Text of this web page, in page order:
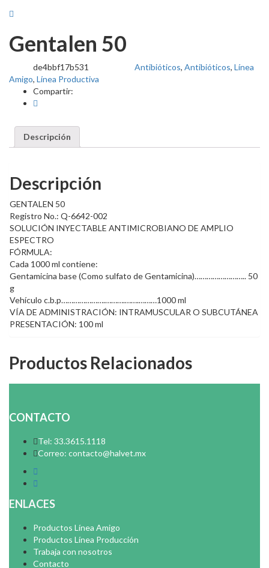
Gentalen 50
de4bbf17b531 Antibióticos,Antibióticos,Línea
Amigo, Línea Productiva
Compartir:
Descripción
Descripción
GENTALEN 50
Registro No.: Q-6642-002
SOLUCIÓN INYECTABLE ANTIMICROBIANO DE AMPLIO
ESPECTRO
FÓRMULA:
Cada 1000 ml contiene:
Gentamicina base (Como sulfato de Gentamicina)…………………….. 50
g
Vehículo c.b.p………………….……….…….………1000 ml
VÍA DE ADMINISTRACIÓN: INTRAMUSCULAR O SUBCUTÁNEA
PRESENTACIÓN: 100 ml
Productos Relacionados
CONTACTO
Tel: 33.3615.1118
Correo: contacto@halvet.mx
ENLACES
Productos Línea Amigo
Productos Línea Producción
Trabaja con nosotros
Contacto